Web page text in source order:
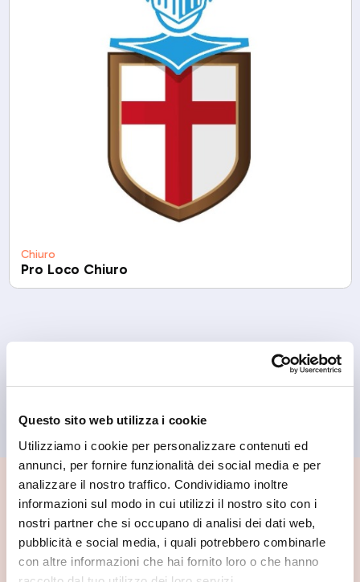
Questo sito web utilizza i cookie
Utilizziamo i cookie per personalizzare contenuti ed
annunci, per fornire funzionalità dei social media e per
analizzare il nostro traffico. Condividiamo inoltre
informazioni sul modo in cui utilizzi il nostro sito con i
nostri partner che si occupano di analisi dei dati web,
pubblicità e social media, i quali potrebbero combinarle
con altre informazioni che hai fornito loro o che hanno
Chiuro
Pro Loco Chiuro
📍 Cosa vedere nei dintorni
Se vuoi scoprire di più su questa zona, qui trovi altri
spunti utili.